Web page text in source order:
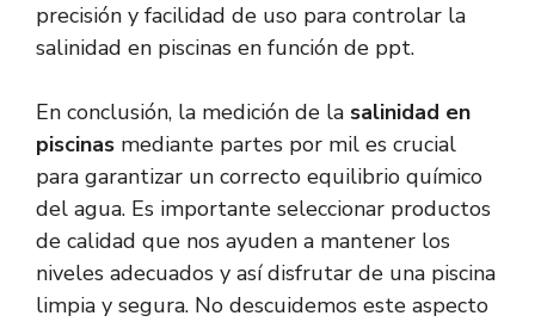
precisión y facilidad de uso para controlar la
salinidad en piscinas en función de ppt.
En conclusión, la medición de la salinidad en
piscinas mediante partes por mil es crucial
para garantizar un correcto equilibrio químico
del agua. Es importante seleccionar productos
de calidad que nos ayuden a mantener los
niveles adecuados y así disfrutar de una piscina
limpia y segura. No descuidemos este aspecto